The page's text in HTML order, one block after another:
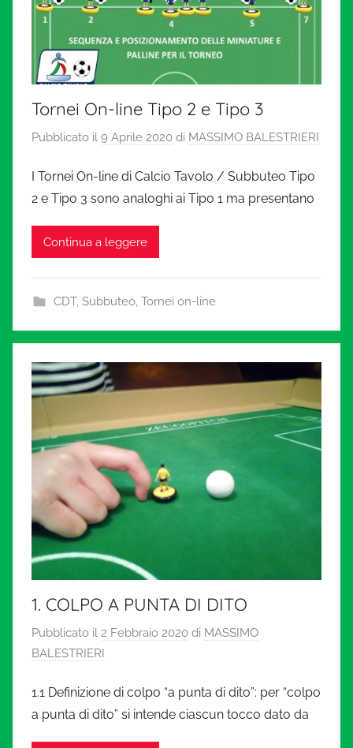
Tornei On-line Tipo 2 e Tipo 3
Pubblicato il 9 Aprile 2020 di MASSIMO BALESTRIERI
I Tornei On-line di Calcio Tavolo / Subbuteo Tipo
2 e Tipo 3 sono analoghi ai Tipo 1 ma presentano
Continua a leggere
CDT, Subbuteo, Tornei on-line
1. COLPO A PUNTA DI DITO
Pubblicato il 2 Febbraio 2020 di MASSIMO
BALESTRIERI
1.1 Definizione di colpo “a punta di dito”: per “colpo
a punta di dito” si intende ciascun tocco dato da